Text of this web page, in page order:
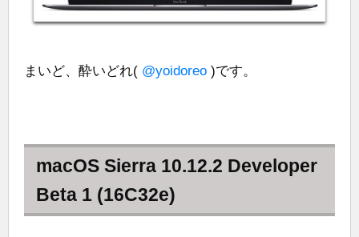
まいど、酔いどれ( @yoidoreo )です。
macOS Sierra 10.12.2 Developer
Beta 1 (16C32e)